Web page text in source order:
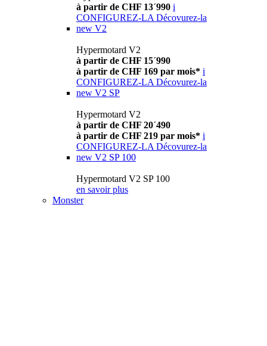
à partir de CHF 13´990 i
CONFIGUREZ-LA Décovurez-la
new V2
Hypermotard V2
à partir de CHF 15´990
à partir de CHF 169 par mois* i
CONFIGUREZ-LA Décovurez-la
new V2 SP
Hypermotard V2
à partir de CHF 20´490
à partir de CHF 219 par mois* i
CONFIGUREZ-LA Décovurez-la
new V2 SP 100
Hypermotard V2 SP 100
en savoir plus
Monster